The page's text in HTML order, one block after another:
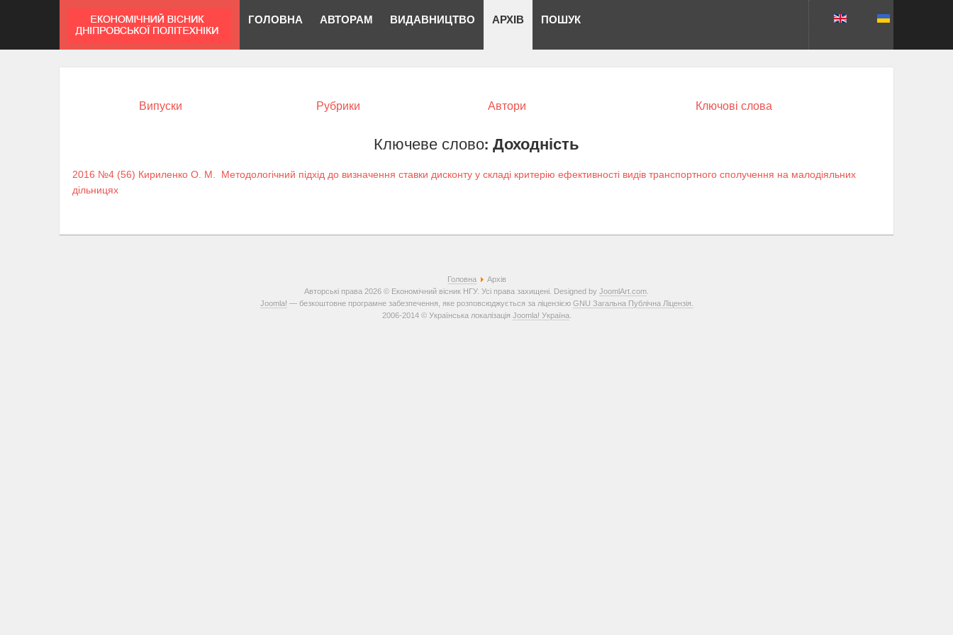
ГОЛОВНА АВТОРАМ ВИДАВНИЦТВО АРХІВ ПОШУК
Випуски Рубрики Автори Ключові слова
Ключеве слово: Доходність
2016 №4 (56) Кириленко О. М.
Методологічний підхід до визначення ставки дисконту у складі критерію ефективності видів транспортного сполучення на малодіяльних
дільницях
Головна
Архів
Авторські права 2026 © Економічний вісник НГУ. Усі права захищені. Designed by JoomlArt.com
Joomla! — безкоштовне програмне забезпечення, яке розповсюджується за ліцензією GNU Загальна Публічна Ліцензія.
2006-2014 © Українська локалізація Joomla! Україна